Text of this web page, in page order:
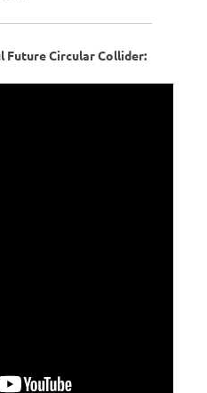
Future Circular Collider: